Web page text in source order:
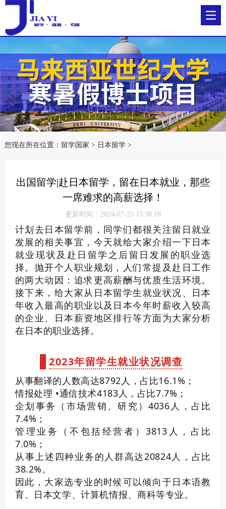
您现在所在位置： 留学国家 > 日本留学>
出国留学|赴日本留学，留在日本就业，那些
一席难求的高薪选择！
更新时间：2024-07-23 15:38:18
计划去日本留学前，同学们都很关注留日就业
发展的相关事宜，今天就给大家介绍一下日本
就业现状及赴日留学之后留日发展的职业选
择。 抛开个人职业规划，人们常提及赴日工作
的两大动因：追求更高薪酬与优质生活环境。
接下来，给大家从日本留学生就业状况、日本
年收入最高的职业以及日本今年时薪收入较高
的企业、日本薪资地区排行等方面为大家分析
在日本的职业选择。
2023年留学生就业状况调查
从事翻译的人数高达8792人，占比16.1%；
情报处理 •通信技术4183人，占比7.7%；
企划事务（市场营销、研究）4036人，占比
7.4%；
管理业务（不包括经营者）3813人，占比
7.0%；
从事上述四种业务的人群高达20824人，占比
38.2%。
因此，大家选专业的时候可以倾向于日本语教
育、日本文学、计算机情报、商科等专业。